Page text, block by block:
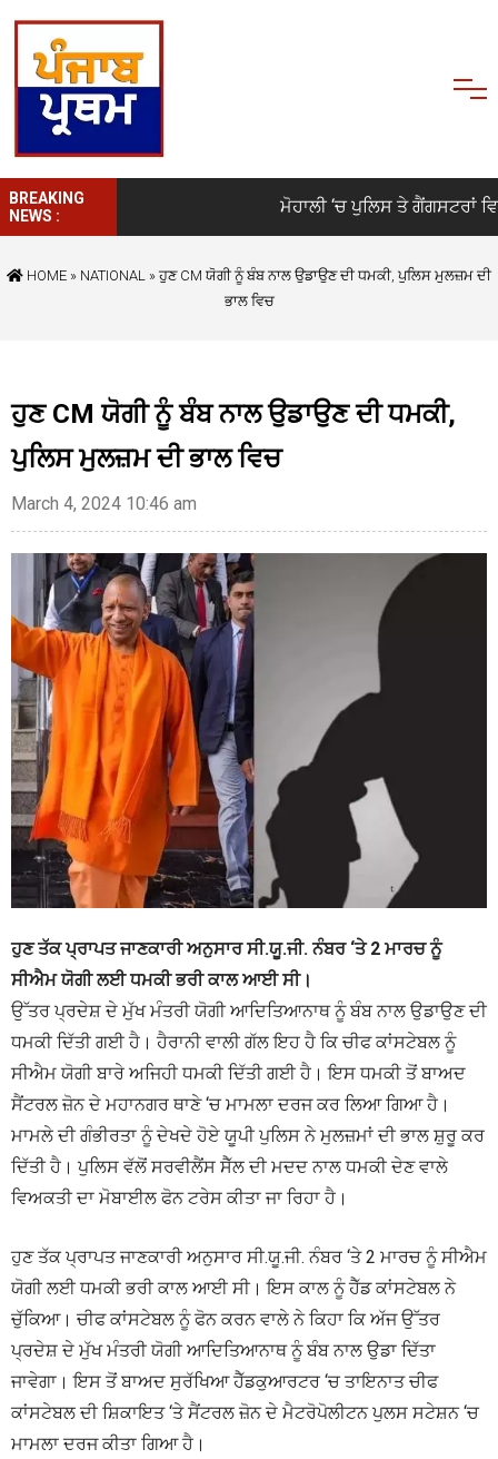
BREAKING
NEWS :
ਮੋਹਾਲੀ ‘ਚ ਪੁਲਿਸ ਤੇ ਗੈਂਗਸਟਰਾਂ
HOME » NATIONAL » ਹੁਣ CM ਯੋਗੀ ਨੂੰ ਬੰਬ ਨਾਲ ਉਡਾਉਣ ਦੀ ਧਮਕੀ, ਪੁਲਿਸ ਮੁਲਜ਼ਮ ਦੀ
ਭਾਲ ਵਿਚ
ਹੁਣ CM ਯੋਗੀ ਨੂੰ ਬੰਬ ਨਾਲ ਉਡਾਉਣ ਦੀ ਧਮਕੀ,
ਪੁਲਿਸ ਮੁਲਜ਼ਮ ਦੀ ਭਾਲ ਵਿਚ
March 4, 2024 10:46 am
ਹੁਣ ਤੱਕ ਪ੍ਰਾਪਤ ਜਾਣਕਾਰੀ ਅਨੁਸਾਰ ਸੀ.ਯੂ.ਜੀ. ਨੰਬਰ ‘ਤੇ 2 ਮਾਰਚ ਨੂੰ
ਸੀਐਮ ਯੋਗੀ ਲਈ ਧਮਕੀ ਭਰੀ ਕਾਲ ਆਈ ਸੀ।
ਉੱਤਰ ਪ੍ਰਦੇਸ਼ ਦੇ ਮੁੱਖ ਮੰਤਰੀ ਯੋਗੀ ਆਦਿਤਿਆਨਾਥ ਨੂੰ ਬੰਬ ਨਾਲ ਉਡਾਉਣ ਦੀ
ਧਮਕੀ ਦਿੱਤੀ ਗਈ ਹੈ। ਹੈਰਾਨੀ ਵਾਲੀ ਗੱਲ ਇਹ ਹੈ ਕਿ ਚੀਫ ਕਾਂਸਟੇਬਲ ਨੂੰ
ਸੀਐਮ ਯੋਗੀ ਬਾਰੇ ਅਜਿਹੀ ਧਮਕੀ ਦਿੱਤੀ ਗਈ ਹੈ। ਇਸ ਧਮਕੀ ਤੋਂ ਬਾਅਦ
ਸੈਂਟਰਲ ਜ਼ੋਨ ਦੇ ਮਹਾਨਗਰ ਥਾਣੇ ‘ਚ ਮਾਮਲਾ ਦਰਜ ਕਰ ਲਿਆ ਗਿਆ ਹੈ।
ਮਾਮਲੇ ਦੀ ਗੰਭੀਰਤਾ ਨੂੰ ਦੇਖਦੇ ਹੋਏ ਯੂਪੀ ਪੁਲਿਸ ਨੇ ਮੁਲਜ਼ਮਾਂ ਦੀ ਭਾਲ ਸ਼ੁਰੂ ਕਰ
ਦਿੱਤੀ ਹੈ। ਪੁਲਿਸ ਵੱਲੋਂ ਸਰਵੀਲੈਂਸ ਸੈੱਲ ਦੀ ਮਦਦ ਨਾਲ ਧਮਕੀ ਦੇਣ ਵਾਲੇ
ਵਿਅਕਤੀ ਦਾ ਮੋਬਾਈਲ ਫੋਨ ਟਰੇਸ ਕੀਤਾ ਜਾ ਰਿਹਾ ਹੈ।
ਹੁਣ ਤੱਕ ਪ੍ਰਾਪਤ ਜਾਣਕਾਰੀ ਅਨੁਸਾਰ ਸੀ.ਯੂ.ਜੀ. ਨੰਬਰ ‘ਤੇ 2 ਮਾਰਚ ਨੂੰ ਸੀਐਮ
ਯੋਗੀ ਲਈ ਧਮਕੀ ਭਰੀ ਕਾਲ ਆਈ ਸੀ। ਇਸ ਕਾਲ ਨੂੰ ਹੈੱਡ ਕਾਂਸਟੇਬਲ ਨੇ
ਚੁੱਕਿਆ। ਚੀਫ ਕਾਂਸਟੇਬਲ ਨੂੰ ਫੋਨ ਕਰਨ ਵਾਲੇ ਨੇ ਕਿਹਾ ਕਿ ਅੱਜ ਉੱਤਰ
ਪ੍ਰਦੇਸ਼ ਦੇ ਮੁੱਖ ਮੰਤਰੀ ਯੋਗੀ ਆਦਿਤਿਆਨਾਥ ਨੂੰ ਬੰਬ ਨਾਲ ਉਡਾ ਦਿੱਤਾ
ਜਾਵੇਗਾ। ਇਸ ਤੋਂ ਬਾਅਦ ਸੁਰੱਖਿਆ ਹੈੱਡਕੁਆਰਟਰ ‘ਚ ਤਾਇਨਾਤ ਚੀਫ
ਕਾਂਸਟੇਬਲ ਦੀ ਸ਼ਿਕਾਇਤ ‘ਤੇ ਸੈਂਟਰਲ ਜ਼ੋਨ ਦੇ ਮੈਟਰੋਪੋਲੀਟਨ ਪੁਲਸ ਸਟੇਸ਼ਨ ‘ਚ
ਮਾਮਲਾ ਦਰਜ ਕੀਤਾ ਗਿਆ ਹੈ।